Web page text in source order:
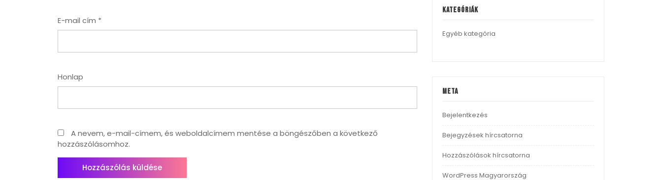
E-mail cím *
Honlap
A nevem, e-mail-címem, és weboldalcímem mentése a böngészőben a következő
hozzászólásomhoz.
Kategóriák
Egyéb kategória
Meta
Bejelentkezés
Bejegyzések hírcsatorna
Hozzászólások hírcsatorna
WordPress Magyarország